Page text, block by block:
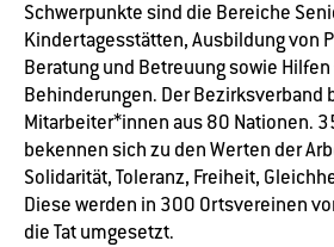
Schwerpunkte sind die Bereiche
Kindertagesstätten, Ausbildung von
Beratung und Betreuung sowie
Behinderungen. Der
Mitarbeiter*innen aus 80 Nationen.
bekennen sich zu den Werten der
Solidarität, Toleranz, Freiheit,
Diese werden in 300 Ortsvereinen
die Tat umgesetzt.